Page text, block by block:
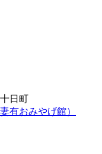
日町
有おみやげ館）